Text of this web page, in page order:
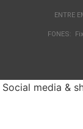
ENTRE
FONES:
Social media &